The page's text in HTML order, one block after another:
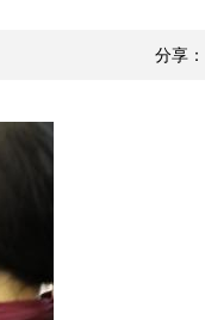
分享：